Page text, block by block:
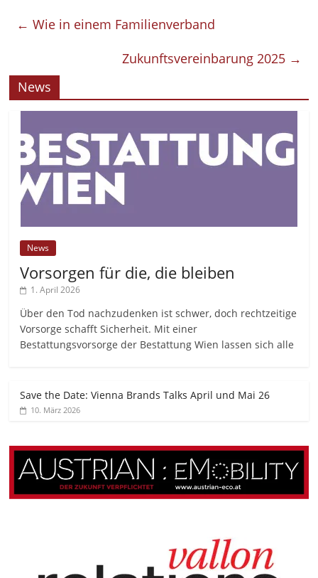
← Wie in einem Familienverband
Zukunftsvereinbarung 2025 →
News
News
Vorsorgen für die, die bleiben
1. April 2026
Über den Tod nachzudenken ist schwer, doch rechtzeitige
Vorsorge schafft Sicherheit. Mit einer
Bestattungsvorsorge der Bestattung Wien lassen sich alle
Save the Date: Vienna Brands Talks April und Mai 26
10. März 2026